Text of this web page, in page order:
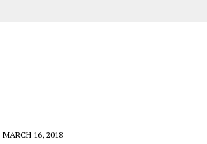
ಪೂಜೆ : ಆಮಂತ್ರಣ ಪತ್ರಿಕೆ ಬಿಡುಗಡೆ
MARCH 16, 2018